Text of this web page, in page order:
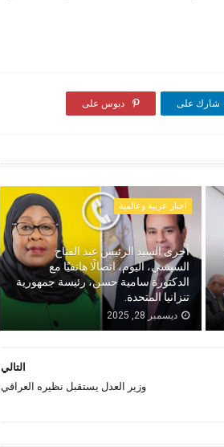
شارك على دبوس على
اخبار عربية وعالمية
أجرى السيد الرئيس عبد الفتاح
السيسي، اليوم، اتصالًا هاتفيًا مع
الدكتورة سامية حسن، رئيسة جمهورية
تنزانيا المتحدة.
ديسمبر 28, 2025
التالي
وزير العدل يستقبل نظيره العراقي